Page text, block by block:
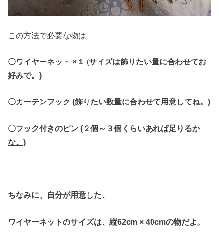
この方法で必要な物は、
〇ワイヤーネット ×１ (サイズは飾りたい量に合わせてお
好みで。)
〇カーテンフック (飾りたい数量に合わせて用意してね。)
〇フック付きのピン (２個～３個くらいあれば足りるか
な。)
ちなみに、自分が用意した、
ワイヤーネットのサイズは、縦62cm × 40cmの物だよ。